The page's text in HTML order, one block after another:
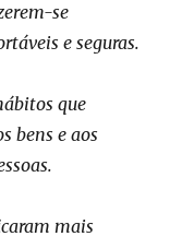
se
e seguras.
que
bens e aos
mais